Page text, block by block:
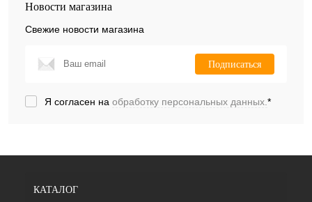
Новости магазина
Свежие новости магазина
Подписаться
Я согласен на обработку персональных данных.*
КАТАЛОГ